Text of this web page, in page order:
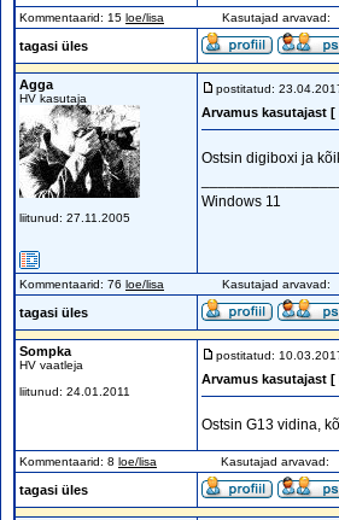
Kommentaarid: 15 loe/lisa Kasutajad arvavad:
tagasi üles
Agga
HV kasutaja
liitunud: 27.11.2005
postitatud:
Arvamus kasutajast
Ostsin digiboxi ja
Windows 11
Kommentaarid: 76 loe/lisa Kasutajad arvavad:
tagasi üles
Sompka
HV vaatleja
liitunud: 24.01.2011
postitatud:
Arvamus kasutajast
Ostsin G13 vidina,
Kommentaarid: 8 loe/lisa Kasutajad arvavad:
tagasi üles